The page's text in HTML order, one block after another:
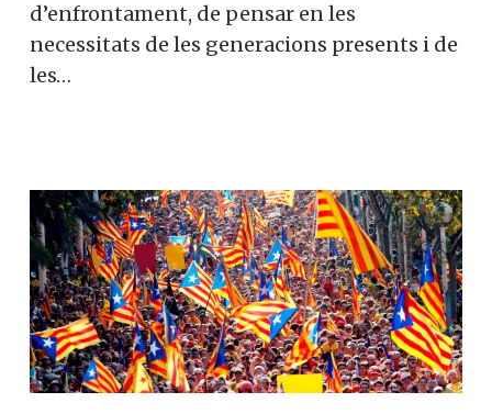
d’enfrontament, de pensar en les
necessitats de les generacions presents i de
les…